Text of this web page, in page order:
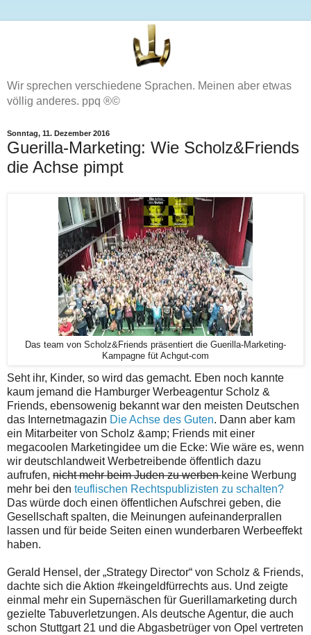
Wir sprechen verschiedene Sprachen. Meinen aber etwas
völlig anderes. ppq ®©
Sonntag, 11. Dezember 2016
Guerilla-Marketing: Wie Scholz&Friends
die Achse pimpt
Das team von Scholz&Friends präsentiert die Guerilla-Marketing-
Kampagne füt Achgut-com
Seht ihr, Kinder, so wird das gemacht. Eben noch kannte
kaum jemand die Hamburger Werbeagentur Scholz &
Friends, ebensowenig bekannt war den meisten Deutschen
das Internetmagazin Die Achse des Guten. Dann aber kam
ein Mitarbeiter von Scholz &amp; Friends mit einer
megacoolen Marketingidee um die Ecke: Wie wäre es, wenn
wir deutschlandweit Werbetreibende öffentlich dazu
aufrufen, nicht mehr beim Juden zu werbenkeine Werbung
mehr bei den teuflischen Rechtspublizisten zu schalten?
Das würde doch einen öffentlichen Aufschrei geben, die
Gesellschaft spalten, die Meinungen aufeinanderprallen
lassen und für beide Seiten einen wunderbaren Werbeeffekt
haben.
Gerald Hensel, der „Strategy Director“ von Scholz & Friends,
dachte sich die Aktion #keingeldfürrechts aus. Und zeigte
einmal mehr ein Supernäschen für Guerillamarketing durch
gezielte Tabuverletzungen. Als deutsche Agentur, die auch
schon Stuttgart 21 und die Abgasbetrüger von Opel vertreten